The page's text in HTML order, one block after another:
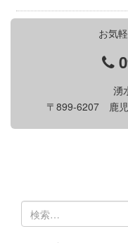
お気
湧
〒899-6207 鹿児
索: